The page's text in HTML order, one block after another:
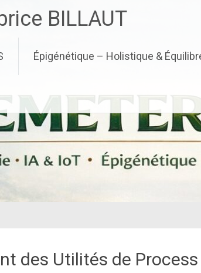
BILLAUT
Épigénétique – Holistique &
des Utilités de Process